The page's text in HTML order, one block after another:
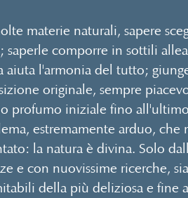
materie naturali, sapere
saperle comporre in sottili
aiuta l'armonia del tutto;
originale, sempre
profumo iniziale fino
estremamente arduo, che
la natura è divina. Solo
e con nuovissime ricerche,
della più deliziosa e fine